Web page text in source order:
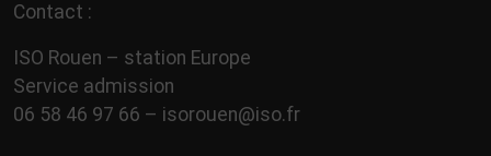
Contact :
ISO Rouen – station Europe
Service admission
06 58 46 97 66 – isorouen@iso.fr